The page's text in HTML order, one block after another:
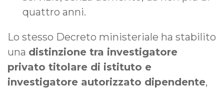
quattro anni.
Lo stesso Decreto ministeriale ha stabilito
una distinzione tra investigatore
privato titolare di istituto e
investigatore autorizzato dipendente,